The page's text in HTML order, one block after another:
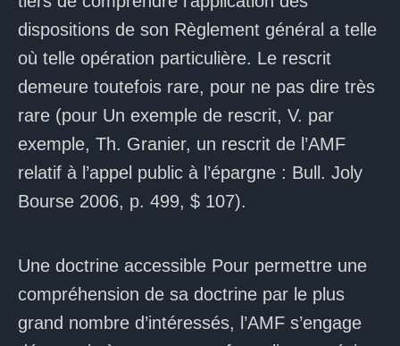
dispositions de son Règlement général a telle
où telle opération particulière. Le rescrit
demeure toutefois rare, pour ne pas dire très
rare (pour Un exemple de rescrit, V. par
exemple, Th. Granier, un rescrit de l’AMF
relatif à l’appel public à l’épargne : Bull. Joly
Bourse 2006, p. 499, $ 107).
Une doctrine accessible Pour permettre une
compréhension de sa doctrine par le plus
grand nombre d’intéressés, l’AMF s’engage